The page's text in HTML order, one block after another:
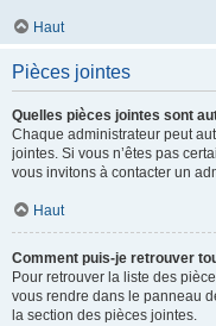
Haut
Pièces jointes
Quelles pièces jointes sont
Chaque administrateur peut
jointes. Si vous n’êtes pas
vous invitons à contacter un
Haut
Comment puis-je retrouver
Pour retrouver la liste des
vous rendre dans le panneau
la section des pièces jointes.